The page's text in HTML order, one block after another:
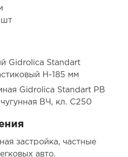
шт
Gidrolica Standart
H-185 мм
Gidrolica Standart РВ
ВЧ, кл. С250
застройка, частные
авто.